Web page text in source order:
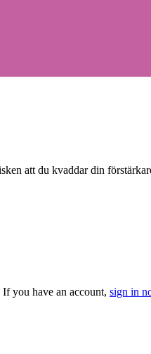
att du kvaddar din
you have an account, sign in